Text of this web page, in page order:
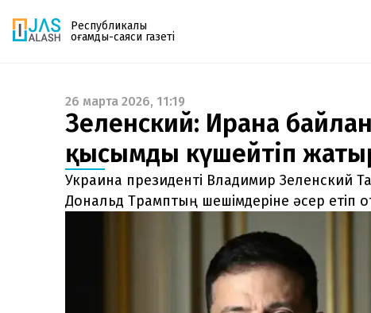
Республикалық
қоғамдық-саяси газеті
Газетке жазылу
PDF форматтағы газетті ай сайын электронды
поштаңызға алып отырыңыз. Жаңа нөмір
шыққан сәтте сізге бірден жіберіледі. Тек email
енгізіңіз, біз қалғанын өзіміз жібереміз.
26 марта 2026, 11:19
Зеленский: Иранға
қысымды күшейтіп
Украина президенті Владимир Зеленский
Дональд Трамптың шешімдеріне әсер етіп